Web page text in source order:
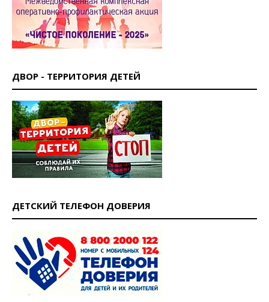
ДВОР - ТЕРРИТОРИЯ ДЕТЕЙ
ДЕТСКИЙ ТЕЛЕФОН ДОВЕРИЯ